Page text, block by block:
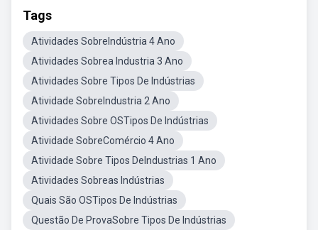
Tags
Atividades SobreIndústria 4 Ano
Atividades Sobrea Industria 3 Ano
Atividades Sobre Tipos De Indústrias
Atividade SobreIndustria 2 Ano
Atividades Sobre OSTipos De Indústrias
Atividade SobreComércio 4 Ano
Atividade Sobre Tipos DeIndustrias 1 Ano
Atividades Sobreas Indústrias
Quais São OSTipos De Indústrias
Questão De ProvaSobre Tipos De Indústrias